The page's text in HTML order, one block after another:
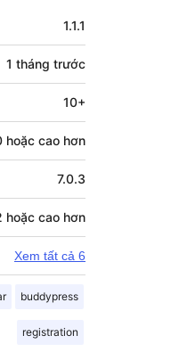
1.1.1
1 tháng trước
10+
hoặc cao hơn
7.0.3
hoặc cao hơn
Xem tất cả 6
buddypress
registration